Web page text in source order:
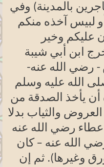
بالمدينة) وفي
لبيس آخذه منكم
عليكم وخير
ابن أبي شيبة
الله عنه-
الله عليه وسلم
أن يأخذ الصدقة من
والثياب بدلا
رضي الله عنه
الله عنه – كان
وغيرها). ثم إن